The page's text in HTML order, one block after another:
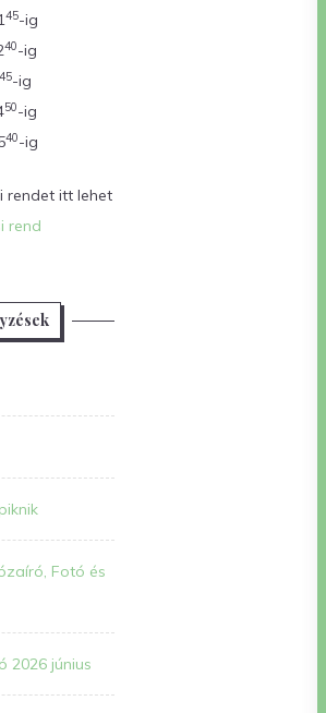
45-ig
40-ig
45-ig
50-ig
40-ig
rendet itt lehet
rend
Fotó és
2026 június